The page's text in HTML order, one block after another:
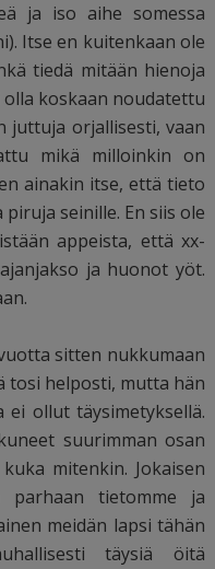
ja iso aihe somessa
Itse en kuitenkaan ole
tiedä mitään hienoja
koskaan noudatettu
juttuja orjallisesti, vaan
mikä milloinkin on
ainakin itse, että tieto
seinille. En siis ole
appeista, että xx-
ja huonot yöt.
sitten nukkumaan
tosi helposti, mutta hän
ollut täysimetyksellä.
suurimman osan
mitenkin. Jokaisen
parhaan tietomme ja
meidän lapsi tähän
täysiä öitä